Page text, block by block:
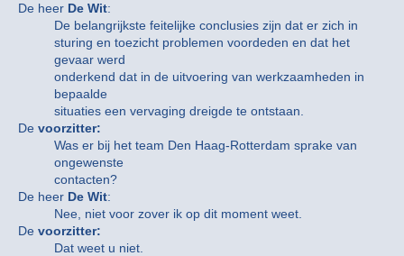
De heer De Wit:
De belangrijkste feitelijke conclusies zijn dat er zich in
sturing en toezicht problemen voordeden en dat het
gevaar werd
onderkend dat in de uitvoering van werkzaamheden in
bepaalde
situaties een vervaging dreigde te ontstaan.
De voorzitter:
Was er bij het team Den Haag-Rotterdam sprake van
ongewenste
contacten?
De heer De Wit:
Nee, niet voor zover ik op dit moment weet.
De voorzitter:
Dat weet u niet.